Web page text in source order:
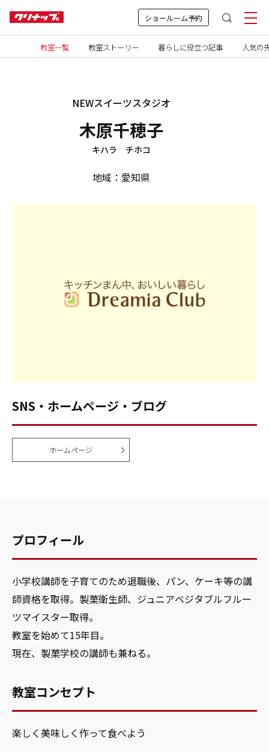
ショールーム予約
教室一覧 教室ストーリー 暮らしに役立つ記事 人気の
NEWスイーツスタジオ
木原千穂子
キハラ チホコ
地域：愛知県
SNS・ホームページ・ブログ
ホームページ
プロフィール
小学校講師を子育てのため退職後、パン、ケーキ等の講
師資格を取得。製菓衛生師、ジュニアベジタブルフルー
ツマイスター取得。
教室を始めて15年目。
現在、製菓学校の講師も兼ねる。
教室コンセプト
楽しく美味しく作って食べよう